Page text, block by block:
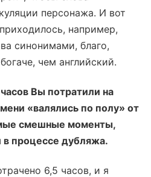
персонажа. И вот
например,
синонимами, благо,
чем английский.
Вы потратили на
«валялись по полу» от
смешные моменты,
процессе дубляжа.
6,5 часов, и я